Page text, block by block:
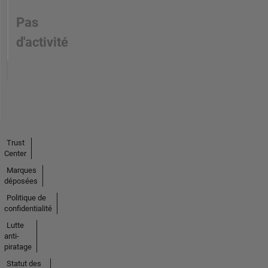
Pas
d'activité
Trust
Center
Marques
déposées
Politique de
confidentialité
Lutte
anti-
piratage
Statut des